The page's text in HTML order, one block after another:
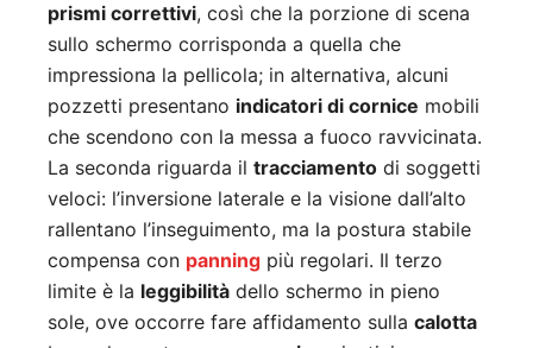
prismi correttivi, così che la porzione di scena
sullo schermo corrisponda a quella che
impressiona la pellicola; in alternativa, alcuni
pozzetti presentano indicatori di cornice mobili
che scendono con la messa a fuoco ravvicinata.
La seconda riguarda il tracciamento di soggetti
veloci: l’inversione laterale e la visione dall’alto
rallentano l’inseguimento, ma la postura stabile
compensa con panning più regolari. Il terzo
limite è la leggibilità dello schermo in pieno
sole, ove occorre fare affidamento sulla calotta